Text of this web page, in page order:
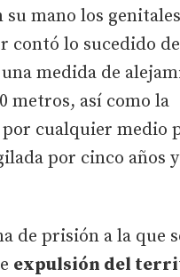
su mano los
contó lo sucedido de
medida de
metros, así como la
cualquier medio
por cinco años
de prisión a la que
expulsión del